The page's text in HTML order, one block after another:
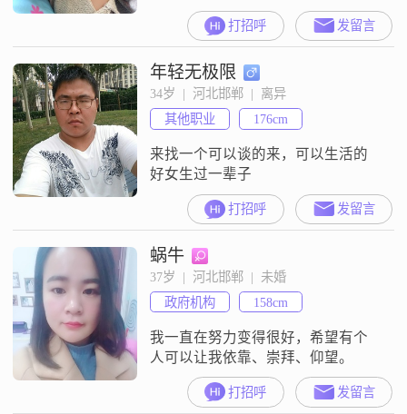
打招呼 发留言
年轻无极限
34岁  |  河北邯郸  |  离异
其他职业
176cm
来找一个可以谈的来，可以生活的
好女生过一辈子
打招呼 发留言
蜗牛
37岁  |  河北邯郸  |  未婚
政府机构
158cm
我一直在努力变得很好，希望有个
人可以让我依靠、崇拜、仰望。
打招呼 发留言